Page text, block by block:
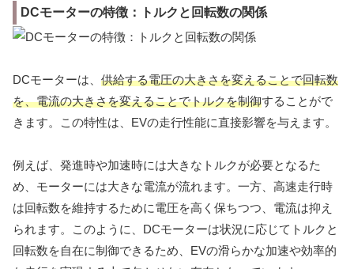
DCモーターの特徴：トルクと回転数の関係
DCモーターは、 供給する電圧の大きさを変えることで回転数
を、電流の大きさを変えることでトルクを制御することがで
きます。この特性は、EVの走行性能に直接影響を与えます。
例えば、発進時や加速時には大きなトルクが必要となるた
め、モーターには大きな電流が流れます。一方、高速走行時
は回転数を維持するために電圧を高く保ちつつ、電流は抑え
られます。このように、DCモーターは状況に応じてトルクと
回転数を自在に制御できるため、EVの滑らかな加速や効率的